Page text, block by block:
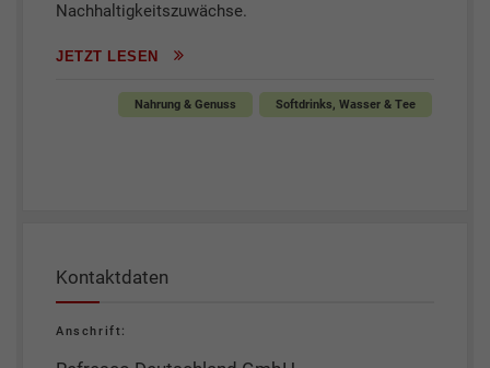
Nachhaltigkeitszuwächse.
JETZT LESEN
Nahrung & Genuss Softdrinks, Wasser & Tee
Kontaktdaten
Anschrift: